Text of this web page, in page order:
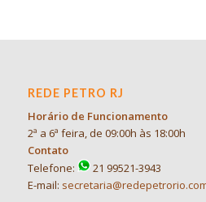
REDE PETRO RJ
Horário de Funcionamento
2ª a 6ª feira, de 09:00h às 18:00h
Contato
Telefone:
21 99521-3943
E-mail: